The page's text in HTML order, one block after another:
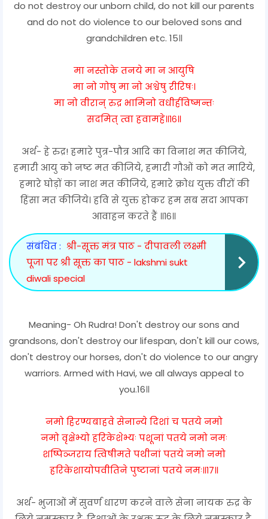
do not destroy our unborn child, do not kill our parents
and do not do violence to our beloved sons and
grandchildren etc. 15॥
मा नस्तोके तनये मा न आयुषि
मा नो गोषु मा नो अश्वेषु रीरिषः।
मा नो वीरान् रुद्र भामिनो वधीर्हविष्मन्तः
सदमित् त्वा हवामहे॥१६॥
अर्थ- हे रुद्र! हमारे पुत्र-पौत्र आदि का विनाश मत कीजिये,
हमारी आयु को नष्ट मत कीजिये, हमारी गौओं को मत मारिये,
हमारे घोड़ों का नाश मत कीजिये, हमारे क्रोध युक्त वीरों की
हिंसा मत कीजिये। हवि से युक्त होकर हम सब सदा आपका
आवाहन करते हैं ॥१६॥
संबंधित : श्री-सूक्त मंत्र पाठ - दीपावली लक्ष्मी
पूजा पर श्री सूक्त का पाठ - lakshmi sukt
diwali special
Meaning- Oh Rudra! Don't destroy our sons and
grandsons, don't destroy our lifespan, don't kill our cows,
don't destroy our horses, don't do violence to our angry
warriors. Armed with Havi, we all always appeal to
you.16॥
नमो हिरण्यबाहवे सेनान्ये दिशां च पतये नमो
नमो वृक्षेभ्यो हरिकेशेभ्यः पशूनां पतये नमो नमः
शष्पिञ्जराय त्विषीमते पथीनां पतये नमो नमो
हरिकेशायोपवीतिने पुष्टानां पतये नमः॥१७॥
अर्थ- भुजाओं में सुवर्ण धारण करने वाले सेना नायक रुद्र के